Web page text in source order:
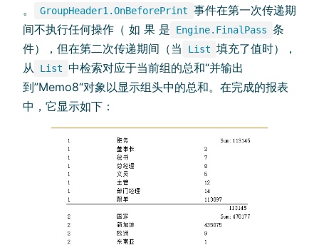
。
GroupHeader1.OnBeforePrint 事件在第一次传递期
间不执行任何操作（ 如 果 是
Engine.FinalPass 条
件），但在第二次传递期间（当
List 填充了值时），
从
List 中检索对应于当前组的总和“并输出
到”Memo8“对象以显示组头中的总和。在完成的报表
中，它显示如下：